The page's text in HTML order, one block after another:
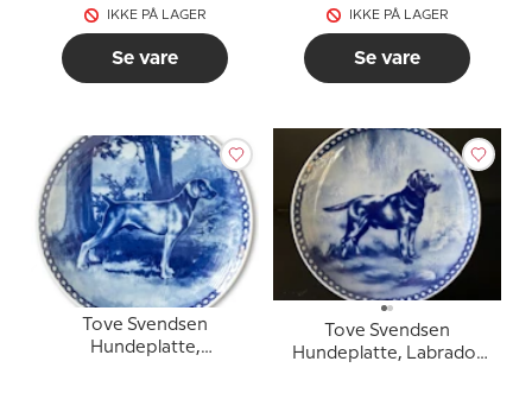
IKKE PÅ LAGER
Se vare
IKKE PÅ LAGER
Se vare
Tove Svendsen
Hundeplatte,
Tove Svendsen
Hundeplatte, Labrador